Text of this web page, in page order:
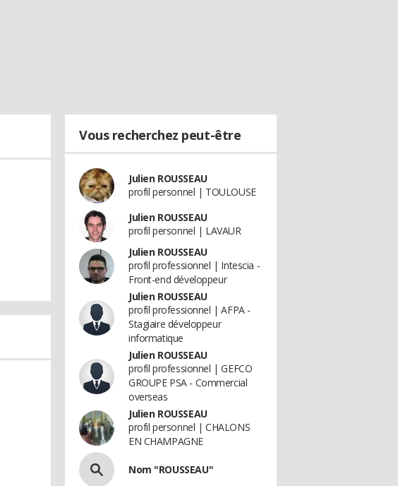
Vous recherchez peut-être
Julien ROUSSEAU
profil personnel | TOULOUSE
Julien ROUSSEAU
profil personnel | LAVAUR
Julien ROUSSEAU
profil professionnel | Intescia -
Front-end développeur
Julien ROUSSEAU
profil professionnel | AFPA -
Stagiaire développeur
informatique
Julien ROUSSEAU
profil professionnel | GEFCO
GROUPE PSA - Commercial
overseas
Julien ROUSSEAU
profil personnel | CHALONS
EN CHAMPAGNE
Nom "ROUSSEAU"